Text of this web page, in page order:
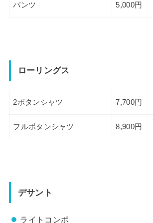
パンツ 5,000円
ローリングス
2ボタンシャツ 7,700円
フルボタンシャツ 8,900円
デサント
ライトコンポ